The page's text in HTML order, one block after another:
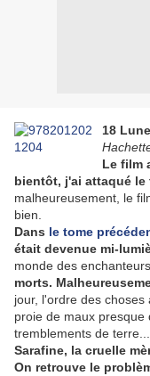
18
Le film
bientôt, j'ai attaqué le
malheureusement, le
bien.
Dans le tome
était devenue mi-
monde des enchanteurs
morts.
jour, l'ordre des choses
proie de maux presque
tremblements de terre....
Sarafine, la cruelle
On retrouve le